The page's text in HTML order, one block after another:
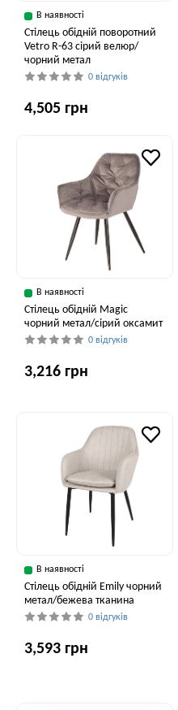
В наявності
Стілець обідній поворотний
Vetro R-63 сірий велюр/
чорний метал
0 відгуків
4,505 грн
В наявності
Стілець обідній Magic
чорний метал/сірий оксамит
0 відгуків
3,216 грн
В наявності
Стілець обідній Emily чорний
метал/бежева тканина
0 відгуків
3,593 грн